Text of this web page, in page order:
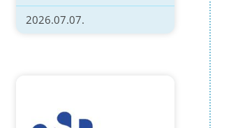
2026.07.07.